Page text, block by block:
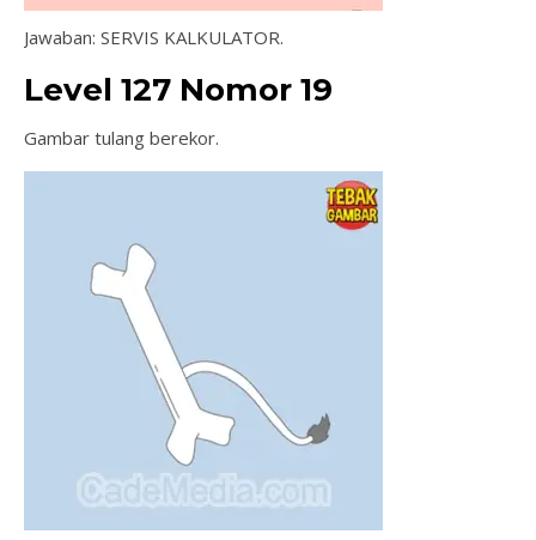
Jawaban: SERVIS KALKULATOR.
Level 127 Nomor 19
Gambar tulang berekor.